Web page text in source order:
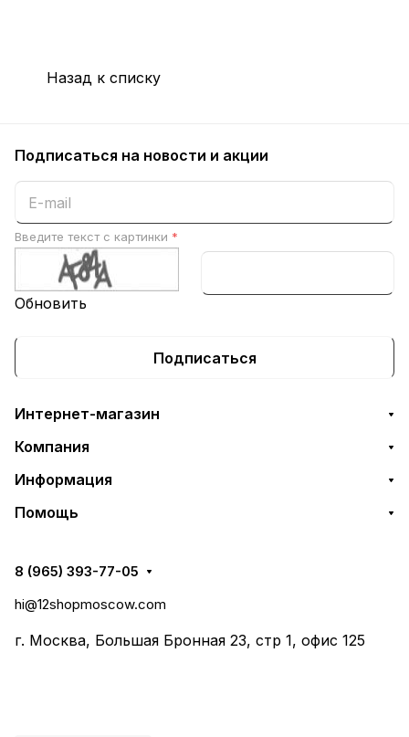
Назад к списку
Подписаться на новости и акции
Введите текст с картинки *
Обновить
Подписаться
Интернет-магазин
Компания
Информация
Помощь
8 (965) 393-77-05
hi@12shopmoscow.com
г. Москва, Большая Бронная 23, стр 1, офис 125